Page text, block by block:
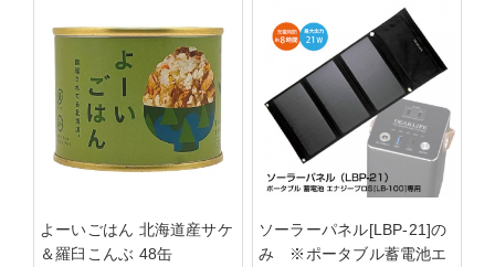
よーいごはん 北海道産サケ
＆羅臼こんぶ 48缶
ソーラーパネル[LBP-21]の
み ※ポータブル蓄電池エ